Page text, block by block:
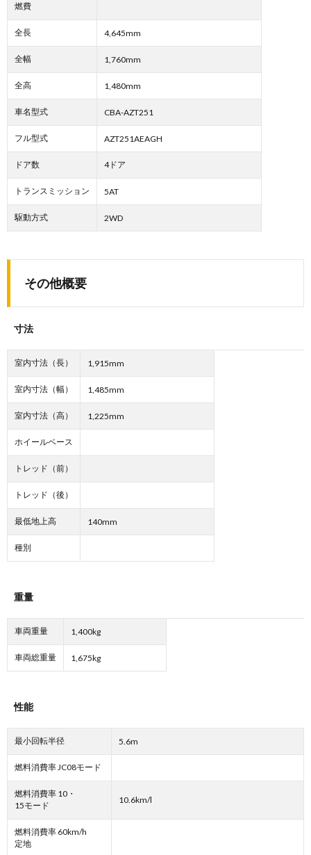
燃費
全長 4,645mm
全幅 1,760mm
全高 1,480mm
車名型式 CBA-AZT251
フル型式 AZT251AEAGH
ドア数 4ドア
トランスミッション 5AT
駆動方式 2WD
その他概要
寸法
室内寸法（長） 1,915mm
室内寸法（幅） 1,485mm
室内寸法（高） 1,225mm
ホイールベース
トレッド（前）
トレッド（後）
最低地上高 140mm
種別
重量
車両重量 1,400kg
車両総重量 1,675kg
性能
最小回転半径 5.6m
燃料消費率 JC08モード
燃料消費率 10・
15モード
10.6km/l
燃料消費率 60km/h
定地